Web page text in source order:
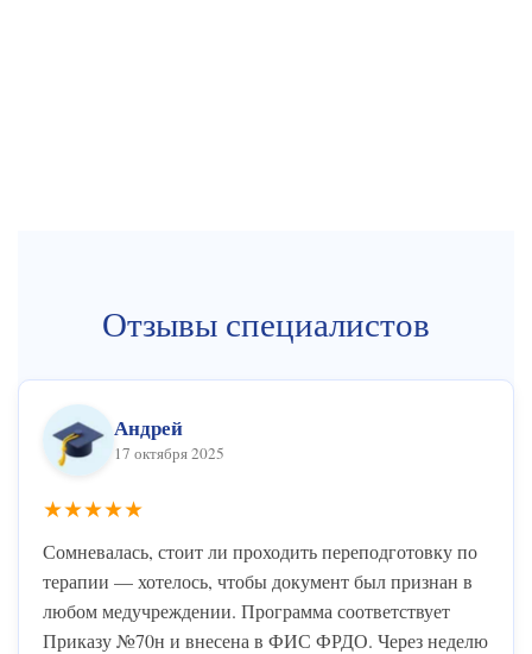
Отзывы специалистов
Андрей
17 октября 2025
★★★★★
Сомневалась, стоит ли проходить переподготовку по
терапии — хотелось, чтобы документ был признан в
любом медучреждении. Программа соответствует
Приказу №70н и внесена в ФИС ФРДО. Через неделю